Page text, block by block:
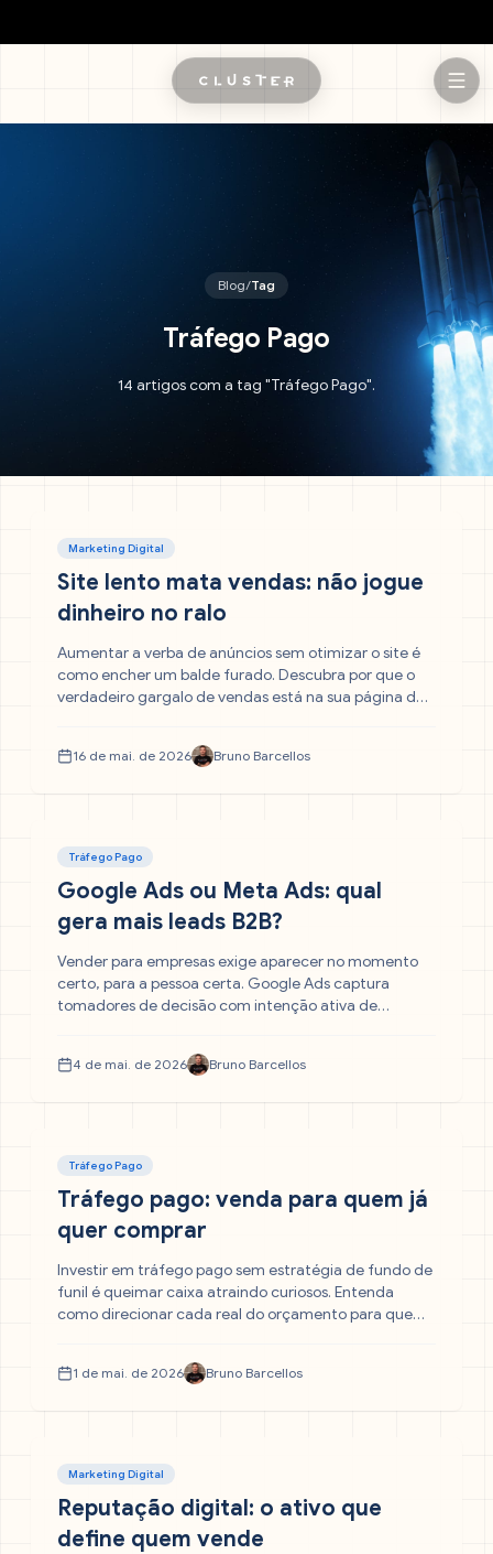
Blog/Tag
Tráfego Pago
14 artigos com a tag "Tráfego Pago".
Marketing Digital
Site lento mata vendas: não jogue
dinheiro no ralo
Aumentar a verba de anúncios sem otimizar o site é
como encher um balde furado. Descubra por que o
verdadeiro gargalo de vendas está na sua página de
transformam visitantes em clientes sem gastar um
centavo a mais em tráfego pago.
16 de mai. de 2026 Bruno Barcellos
Tráfego Pago
Google Ads ou Meta Ads: qual
gera mais leads B2B?
Vender para empresas exige aparecer no momento
certo, para a pessoa certa. Google Ads captura
tomadores de decisão com intenção ativa de
antes da pesquisa existir. Entenda qual canal gera
mais leads B2B — e como combiná-los.
4 de mai. de 2026 Bruno Barcellos
Tráfego Pago
Tráfego pago: venda para quem já
quer comprar
Investir em tráfego pago sem estratégia de fundo de
funil é queimar caixa atraindo curiosos. Entenda
como direcionar cada real do orçamento para quem
publicitária, remarketing e palavras-chave de alta
intenção comercial.
1 de mai. de 2026 Bruno Barcellos
Marketing Digital
Reputação digital: o ativo que
define quem vende